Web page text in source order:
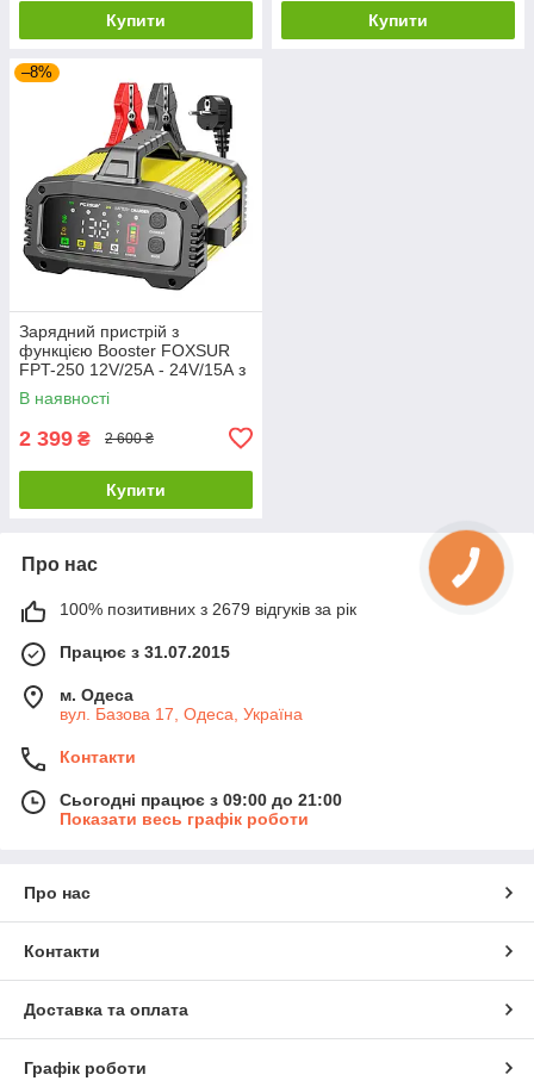
Купити Купити
–8%
Зарядний пристрій з
функцією Booster FOXSUR
FPT-250 12V/25А - 24V/15А з
LCD дисплеєм
В наявності
2 399 ₴ 2 600 ₴
Купити
Про нас
100% позитивних з 2679 відгуків за рік
Працює з 31.07.2015
м. Одеса
вул. Базова 17, Одеса, Україна
Контакти
Сьогодні працює з 09:00 до 21:00
Показати весь графік роботи
Про нас
Контакти
Доставка та оплата
Графік роботи